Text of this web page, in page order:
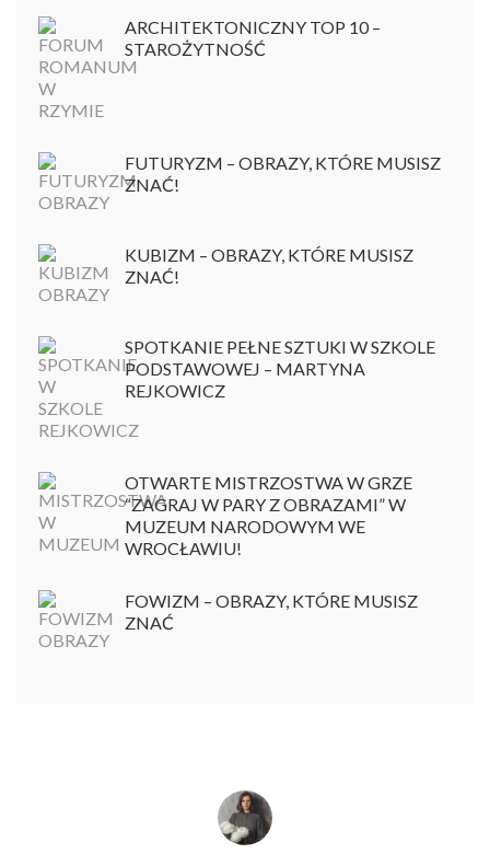
ARCHITEKTONICZNY TOP 10 –
STAROŻYTNOŚĆ
FUTURYZM – OBRAZY, KTÓRE MUSISZ
ZNAĆ!
KUBIZM – OBRAZY, KTÓRE MUSISZ
ZNAĆ!
SPOTKANIE PEŁNE SZTUKI W SZKOLE
PODSTAWOWEJ – MARTYNA
REJKOWICZ
OTWARTE MISTRZOSTWA W GRZE
“ZAGRAJ W PARY Z OBRAZAMI” W
MUZEUM NARODOWYM WE
WROCŁAWIU!
FOWIZM – OBRAZY, KTÓRE MUSISZ
ZNAĆ